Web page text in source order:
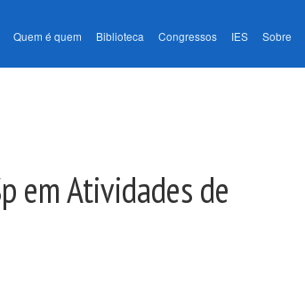
Quem é quem Biblioteca Congressos IES Sobre
em Atividades de